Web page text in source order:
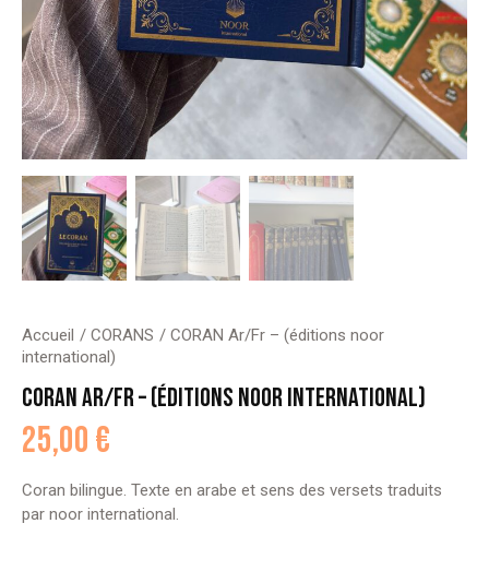
Accueil CORANS
CORAN Ar/Fr – (éditions noor
international)
CORAN AR/FR – (ÉDITIONS NOOR INTERNATIONAL)
25,00€
Coran bilingue. Texte en arabe et sens des versets traduits
par noor international.